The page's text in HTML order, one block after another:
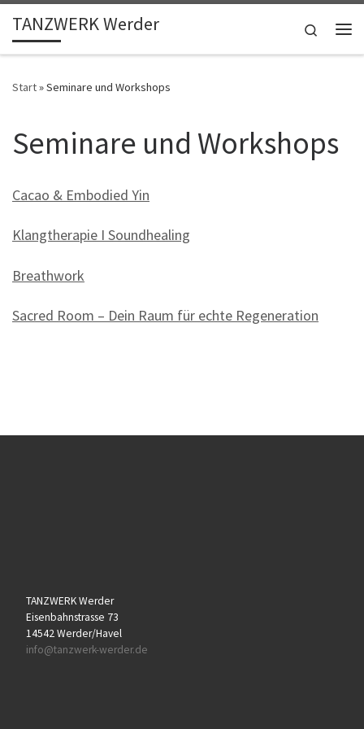
Zum Inhalt springen
TANZWERK Werder
Search
Start»Seminare und Workshops
Seminare und Workshops
Cacao & Embodied Yin
Klangtherapie I Soundhealing
Breathwork
Sacred Room – Dein Raum für echte Regeneration
TANZWERK Werder
Eisenbahnstrasse 73
14542 Werder/Havel
info@tanzwerk-werder.de